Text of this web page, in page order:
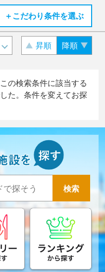
＋こだわり条件を選ぶ
昇順 降順
の検索条件に該当する
た。条件を変えてお探